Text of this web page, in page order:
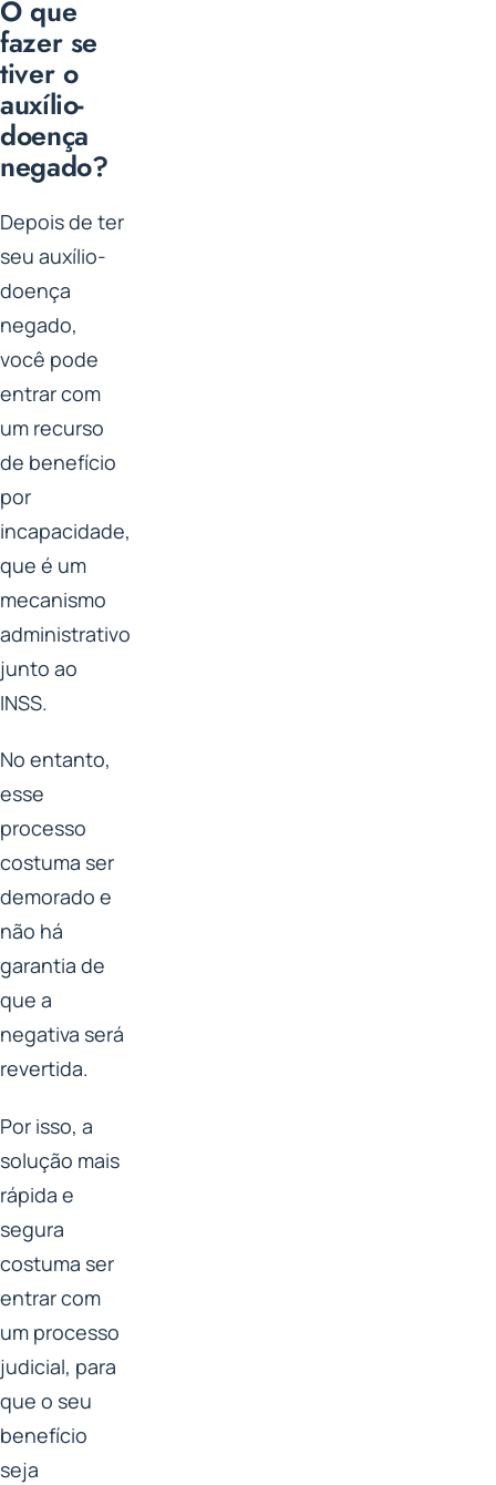
O que
fazer se
tiver o
auxílio-
doença
negado?
Depois de ter
seu auxílio-
doença
negado,
você pode
entrar com
um recurso
de benefício
por
incapacidade,
que é um
mecanismo
administrativo
junto ao
INSS.
No entanto,
esse
processo
costuma ser
demorado e
não há
garantia de
que a
negativa será
revertida.
Por isso, a
solução mais
rápida e
segura
costuma ser
entrar com
um processo
judicial, para
que o seu
benefício
seja